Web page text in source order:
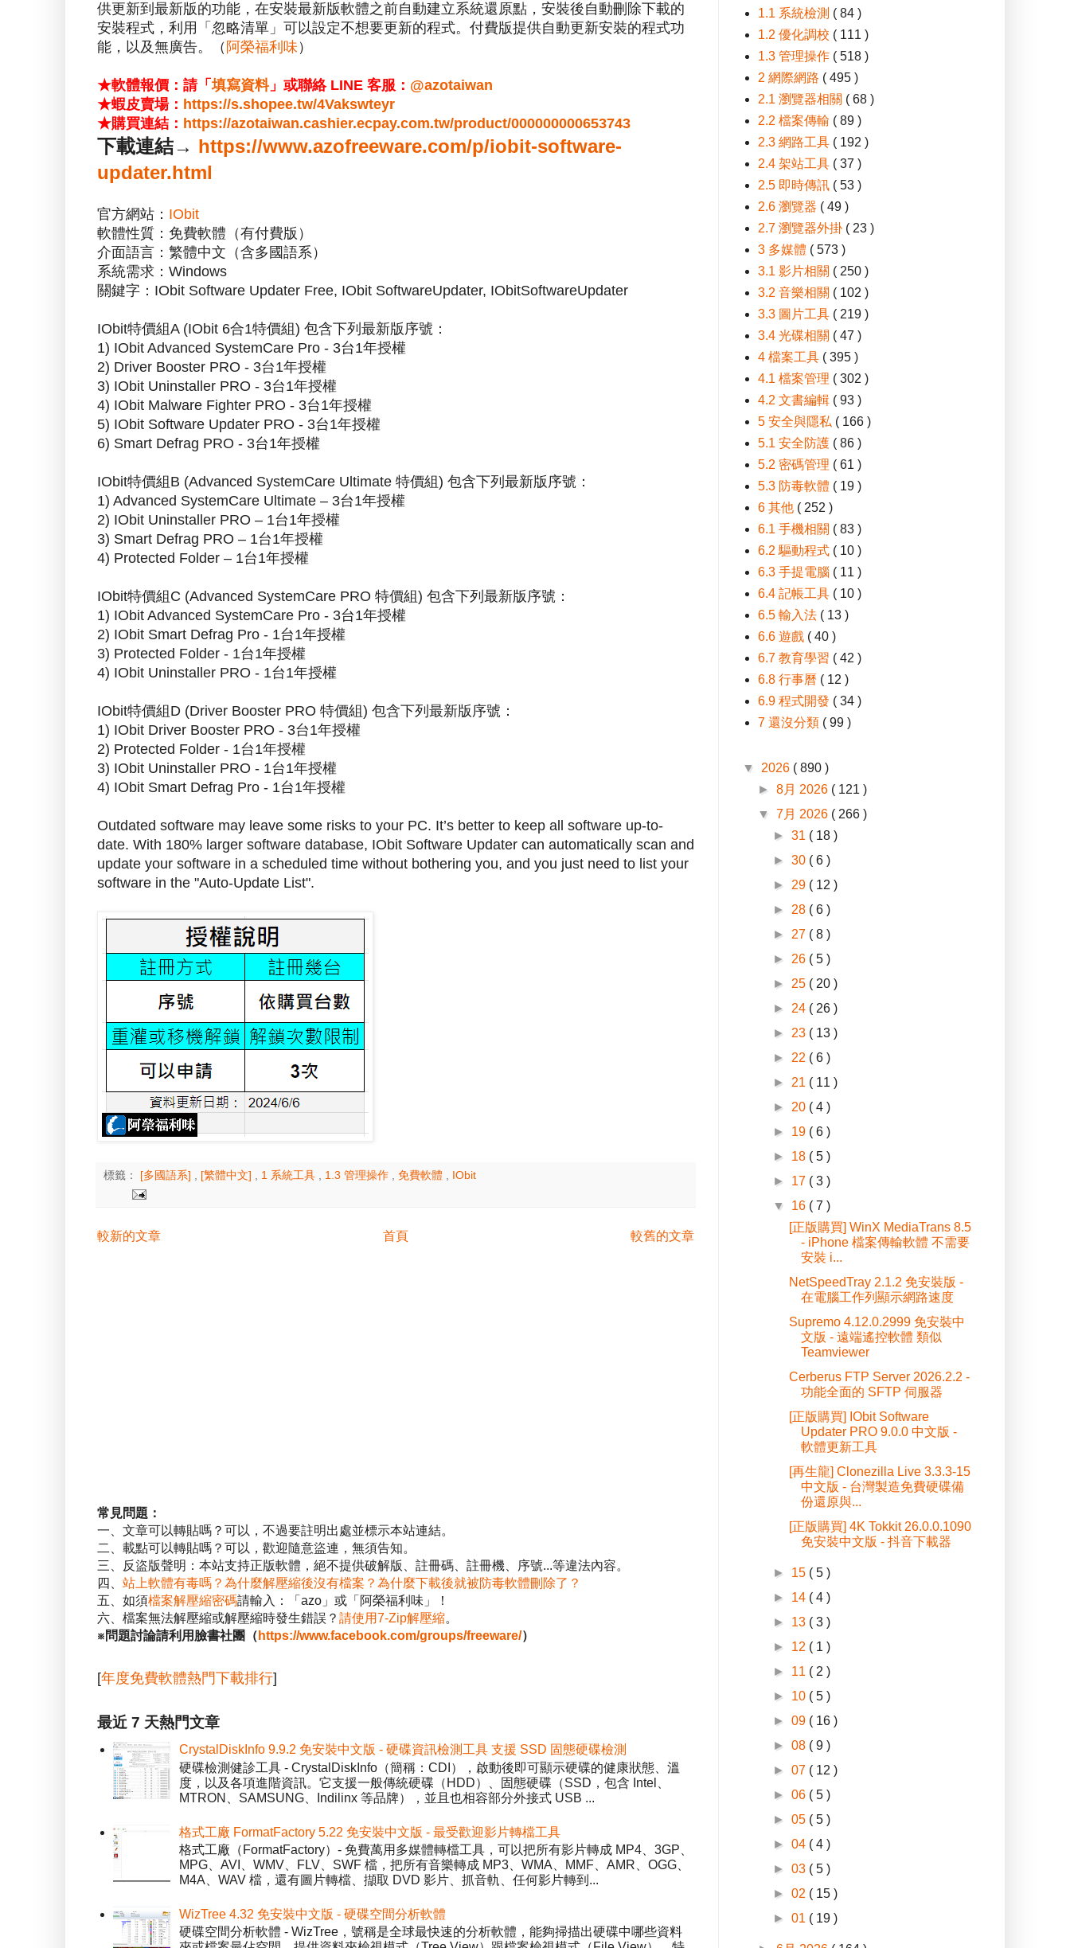
供更新到最新版的功能，在安裝最新版軟體之前自動建立系統還原點，安裝後自動刪除下載的
安裝程式，利用「忽略清單」可以設定不想要更新的程式。付費版提供自動更新安裝的程式功
能，以及無廣告。（ 阿榮福利味 ）
★軟體報價：請「填寫資料」或聯絡 LINE 客服： @azotaiwan
★蝦皮賣場： https://s.shopee.tw/4Vakswteyr
★購買連結： https://azotaiwan.cashier.ecpay.com.tw/product/000000000653743
下載連結→ https://www.azofreeware.com/p/iobit-software-
updater.html
官方網站： IObit
軟體性質：免費軟體（有付費版）
介面語言：繁體中文（含多國語系）
系統需求：Windows
關鍵字：IObit Software Updater Free, IObit SoftwareUpdater, IObitSoftwareUpdater
IObit特價組A (IObit 6合1特價組) 包含下列最新版序號：
1) IObit Advanced SystemCare Pro - 3台1年授權
2) Driver Booster PRO - 3台1年授權
3) IObit Uninstaller PRO - 3台1年授權
4) IObit Malware Fighter PRO - 3台1年授權
5) IObit Software Updater PRO - 3台1年授權
6) Smart Defrag PRO - 3台1年授權
IObit特價組B (Advanced SystemCare Ultimate 特價組) 包含下列最新版序號：
1) Advanced SystemCare Ultimate – 3台1年授權
2) IObit Uninstaller PRO – 1台1年授權
3) Smart Defrag PRO – 1台1年授權
4) Protected Folder – 1台1年授權
IObit特價組C (Advanced SystemCare PRO 特價組) 包含下列最新版序號：
1) IObit Advanced SystemCare Pro - 3台1年授權
2) IObit Smart Defrag Pro - 1台1年授權
3) Protected Folder - 1台1年授權
4) IObit Uninstaller PRO - 1台1年授權
IObit特價組D (Driver Booster PRO 特價組) 包含下列最新版序號：
1) IObit Driver Booster PRO - 3台1年授權
2) Protected Folder - 1台1年授權
3) IObit Uninstaller PRO - 1台1年授權
4) IObit Smart Defrag Pro - 1台1年授權
Outdated software may leave some risks to your PC. It’s better to keep all software up-to-
date. With 180% larger software database, IObit Software Updater can automatically scan and
update your software in a scheduled time without bothering you, and you just need to list your
software in the "Auto-Update List".
標籤： [多國語系] [繁體中文] 1 系統工具 1.3 管理操作 免費軟體 IObit
較新的文章 較舊的文章
首頁
常見問題：
一、文章可以轉貼嗎？可以，不過要註明出處並標示本站連結。
二、載點可以轉貼嗎？可以，歡迎隨意盜連，無須告知。
三、反盜版聲明：本站支持正版軟體，絕不提供破解版、註冊碼、註冊機、序號...等違法內容。
四、 站上軟體有毒嗎？為什麼解壓縮後沒有檔案？為什麼下載後就被防毒軟體刪除了？
五、如須檔案解壓縮密碼請輸入：「azo」或「阿榮福利味」！
六、檔案無法解壓縮或解壓縮時發生錯誤？ 請使用7-Zip解壓縮。
※問題討論請利用臉書社團（ https://www.facebook.com/groups/freeware/）
[年度免費軟體熱門下載排行]
最近 7 天熱門文章
CrystalDiskInfo 9.9.2 免安裝中文版 - 硬碟資訊檢測工具 支援 SSD 固態硬碟檢測
硬碟檢測健診工具 - CrystalDiskInfo（簡稱：CDI），啟動後即可顯示硬碟的健康狀態、溫
度，以及各項進階資訊。它支援一般傳統硬碟（HDD）、固態硬碟（SSD，包含 Intel、
MTRON、SAMSUNG、Indilinx 等品牌），並且也相容部分外接式 USB ...
格式工廠 FormatFactory 5.22 免安裝中文版 - 最受歡迎影片轉檔工具
格式工廠（FormatFactory）- 免費萬用多媒體轉檔工具，可以把所有影片轉成 MP4、3GP、
MPG、AVI、WMV、FLV、SWF 檔，把所有音樂轉成 MP3、WMA、MMF、AMR、OGG、
M4A、WAV 檔，還有圖片轉檔、擷取 DVD 影片、抓音軌、任何影片轉到...
WizTree 4.32 免安裝中文版 - 硬碟空間分析軟體
硬碟空間分析軟體 - WizTree，號稱是全球最快速的分析軟體，能夠掃描出硬碟中哪些資料
1.1 系統檢測 ( 84 )
1.2 優化調校 ( 111 )
1.3 管理操作 ( 518 )
2 網際網路 ( 495 )
2.1 瀏覽器相關 ( 68 )
2.2 檔案傳輸 ( 89 )
2.3 網路工具 ( 192 )
2.4 架站工具 ( 37 )
2.5 即時傳訊 ( 53 )
2.6 瀏覽器 ( 49 )
2.7 瀏覽器外掛 ( 23 )
3 多媒體 ( 573 )
3.1 影片相關 ( 250 )
3.2 音樂相關 ( 102 )
3.3 圖片工具 ( 219 )
3.4 光碟相關 ( 47 )
4 檔案工具 ( 395 )
4.1 檔案管理 ( 302 )
4.2 文書編輯 ( 93 )
5 安全與隱私 ( 166 )
5.1 安全防護 ( 86 )
5.2 密碼管理 ( 61 )
5.3 防毒軟體 ( 19 )
6 其他 ( 252 )
6.1 手機相關 ( 83 )
6.2 驅動程式 ( 10 )
6.3 手提電腦 ( 11 )
6.4 記帳工具 ( 10 )
6.5 輸入法 ( 13 )
6.6 遊戲 ( 40 )
6.7 教育學習 ( 42 )
6.8 行事曆 ( 12 )
6.9 程式開發 ( 34 )
7 還沒分類 ( 99 )
▼ 2026 ( 890 )
►8月 2026 ( 121 )
▼7月 2026 ( 266 )
►31 ( 18 )
►30 ( 6 )
► 29 ( 12 )
► 28 ( 6 )
► 27 ( 8 )
► 26 ( 5 )
► 25 ( 20 )
► 24 ( 26 )
► 23 ( 13 )
► 22 ( 6 )
► 21 ( 11 )
► 20 ( 4 )
► 19 ( 6 )
► 18 ( 5 )
► 17 ( 3 )
▼ 16 ( 7 )
[正版購買] WinX MediaTrans 8.5
- iPhone 檔案傳輸軟體 不需要
安裝 i...
NetSpeedTray 2.1.2 免安裝版 -
在電腦工作列顯示網路速度
Supremo 4.12.0.2999 免安裝中
文版 - 遠端遙控軟體 類似
Teamviewer
Cerberus FTP Server 2026.2.2 -
功能全面的 SFTP 伺服器
[正版購買] IObit Software
Updater PRO 9.0.0 中文版 -
軟體更新工具
[再生龍] Clonezilla Live 3.3.3-15
中文版 - 台灣製造免費硬碟備
份還原與...
[正版購買] 4K Tokkit 26.0.0.1090
免安裝中文版 - 抖音下載器
► 15 ( 5 )
► 14 ( 4 )
► 13 ( 3 )
► 12 ( 1 )
► 11 ( 2 )
► 10 ( 5 )
►09 ( 16 )
►08 ( 9 )
►07 ( 12 )
►06 ( 5 )
►05 ( 5 )
►04 ( 4 )
►03 ( 5 )
►02 ( 15 )
►01 ( 19 )